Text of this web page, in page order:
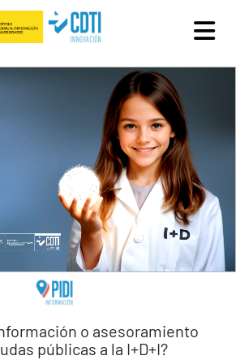
o asesoramiento
públicas a la I+D+I?